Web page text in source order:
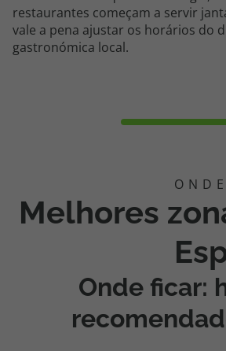
restaurantes começam a servir
vale a pena ajustar os horários do
gastronómica local.
Melhores
Onde ficar: